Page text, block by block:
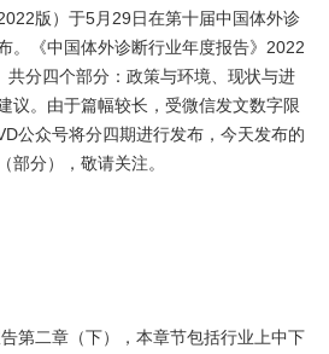
版）于5月29日在第十届中国体外诊
。《中国体外诊断行业年度报告》2022
共分四个部分：政策与环境、现状与进
议。由于篇幅较长，受微信发文数字限
公众号将分四期进行发布，今天发布的
部分），敬请关注。
第二章（下），本章节包括行业上中下